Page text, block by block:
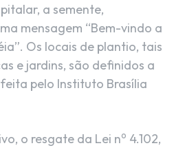
a semente,
mensagem “Bem-vindo a
Os locais de plantio, tais
e jardins, são definidos a
pelo Instituto Brasília
o resgate da Lei no 4.102,